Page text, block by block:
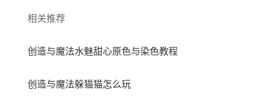
相关推荐
创造与魔法水魅甜心原色与染色教程
创造与魔法躲猫猫怎么玩